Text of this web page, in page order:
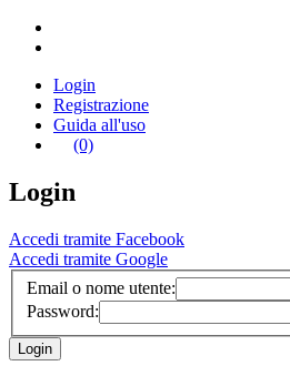
Login
Registrazione
Guida all'uso
(0)
Login
Accedi tramite Facebook
Accedi tramite Google
Email o nome utente:
Password: